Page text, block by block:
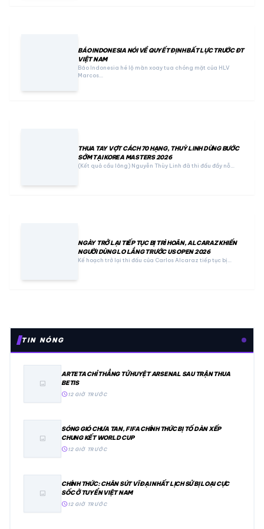
BÁO INDONESIA NÓI VỀ QUYẾT ĐỊNH BẤT LỰC TRƯỚC ĐT
VIỆT NAM
Báo Indonesia hé lộ màn xoay tua chóng mặt của HLV
Marcos…
THUA TAY VỢT CÁCH 70 HẠNG, THUỲ LINH DỪNG BƯỚC
SỚM TẠI KOREA MASTERS 2026
(Kết quả cầu lông) Nguyễn Thùy Linh đã thi đấu đầy nỗ…
NGÀY TRỞ LẠI TIẾP TỤC BỊ TRÌ HOÃN, ALCARAZ KHIẾN
NGƯỜI DÙNG LO LẮNG TRƯỚC US OPEN 2026
Kế hoạch trở lại thi đấu của Carlos Alcaraz tiếp tục bị…
TIN NÓNG
image
ARTETA CHỈ THẲNG TỬ HUYỆT ARSENAL SAU TRẬN THUA
BETIS
schedule12 GIỜ TRƯỚC
image
SÓNG GIÓ CHƯA TAN, FIFA CHÍNH THỨC BỊ TỐ DÀN XẾP
CHUNG KẾT WORLD CUP
schedule12 GIỜ TRƯỚC
image
CHÍNH THỨC: CHÂN SÚT VĨ ĐẠI NHẤT LỊCH SỬ BỊ LOẠI CỰC
SỐC Ở TUYỂN VIỆT NAM
schedule12 GIỜ TRƯỚC